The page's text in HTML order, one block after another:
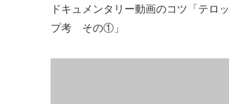
ドキュメンタリー動画のコツ「テロッ
プ考 その①」